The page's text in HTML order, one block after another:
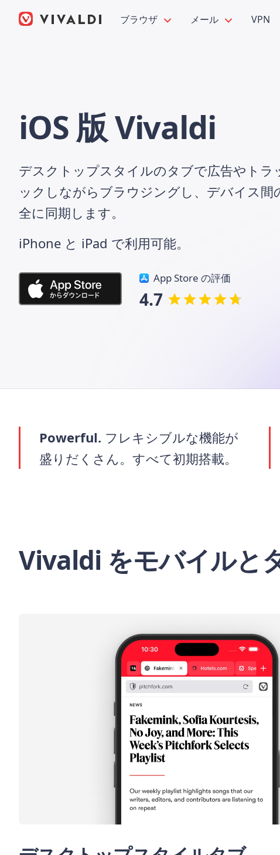
ブラウザ メール VPN
iOS 版 Vivaldi
デスクトップスタイルのタブで広告やトラ
ックしながらブラウジングし、デバイス間
全に同期します。
iPhone と iPad で利用可能。
App Store の評価
4.7
Powerful. フレキシブルな機能が
盛りだくさん。すべて初期搭載。
Vivaldi をモバイルと